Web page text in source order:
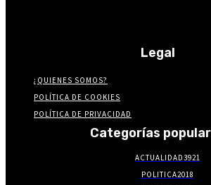
Legal
¿QUIENES SOMOS?
POLÍTICA DE COOKIES
POLÍTICA DE PRIVACIDAD
Categorías
ACTUALIDAD3921
POLITICA2018